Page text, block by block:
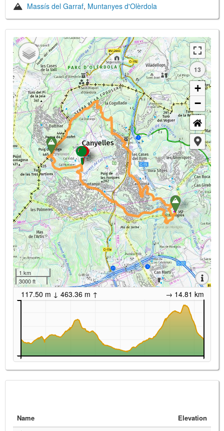
Massís del Garraf, Muntanyes d'Olèrdola
13
+
−
1 km
3000 ft
117.50 m ↓ 463.36 m ↑ → 14.81 km
Name Elevation